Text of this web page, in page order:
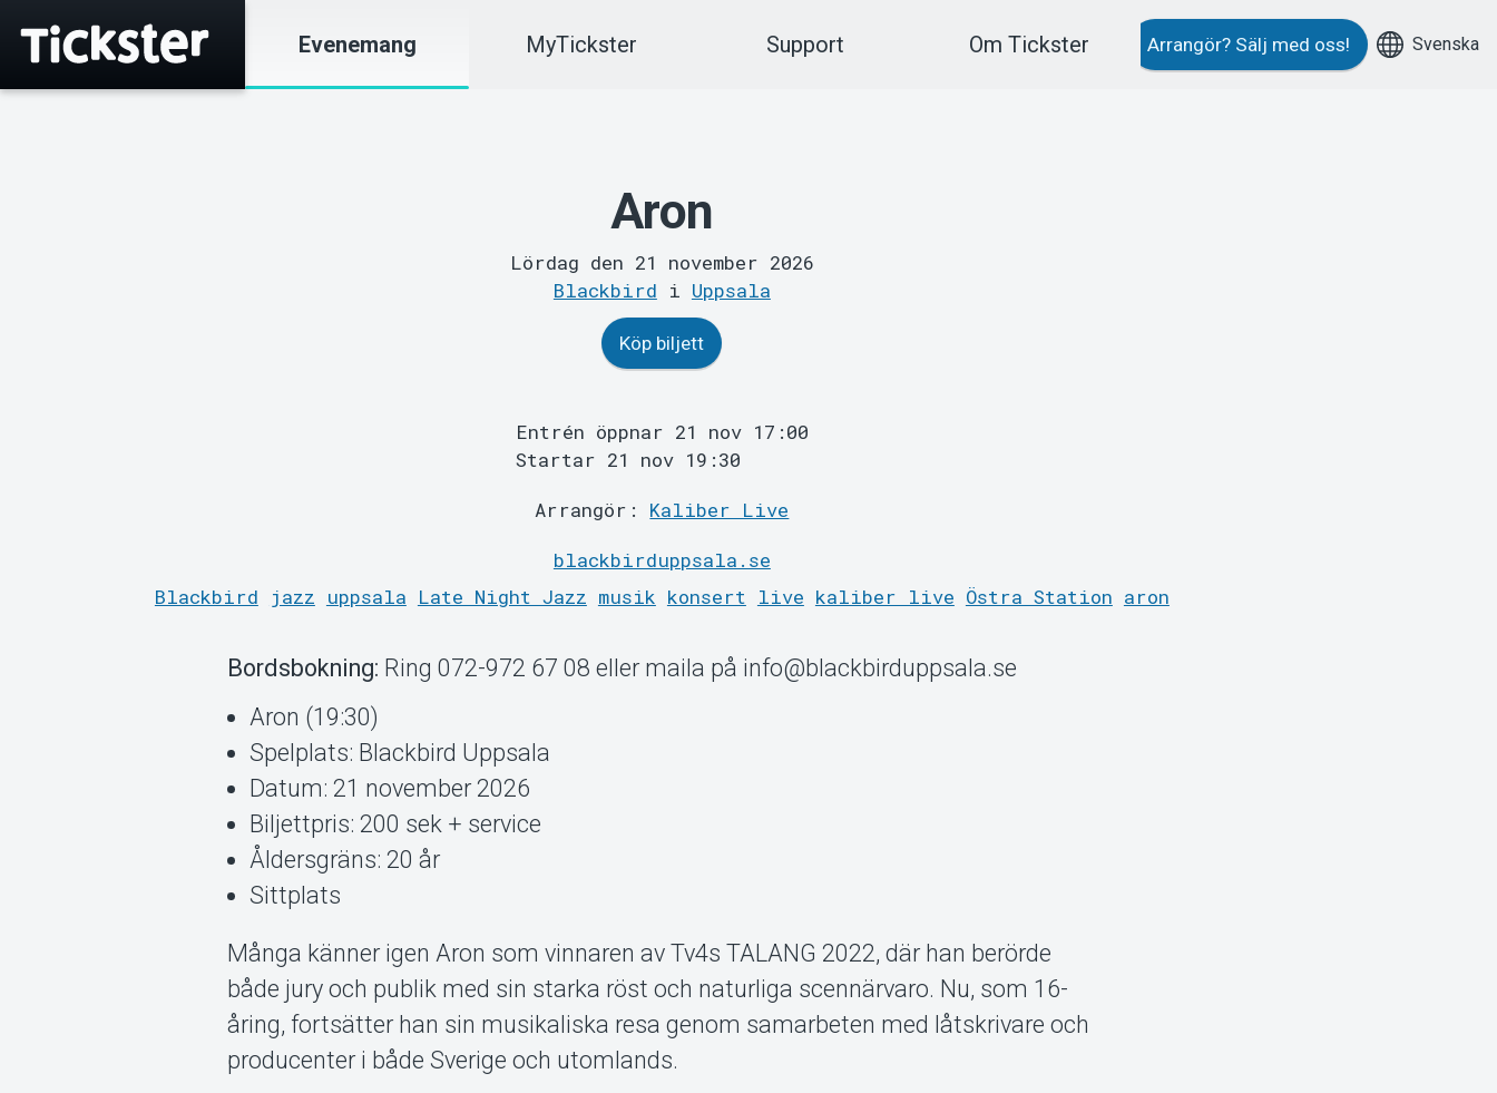
Evenemang MyTickster Support Om Tickster Arrangör? Sälj med oss! Svenska
Aron
Lördag den 21 november 2026
Blackbird i Uppsala
Köp biljett
Entrén öppnar 21 nov 17:00
Startar 21 nov 19:30
Arrangör: Kaliber Live
blackbirduppsala.se
Blackbird
jazz uppsala Late Night Jazz musik konsert live kaliber live Östra Station aron
Bordsbokning: Ring 072-972 67 08 eller maila på info@blackbirduppsala.se
Aron (19:30)
Spelplats: Blackbird Uppsala
Datum: 21 november 2026
Biljettpris: 200 sek + service
Åldersgräns: 20 år
Sittplats
Många känner igen Aron som vinnaren av Tv4s TALANG 2022, där han berörde
både jury och publik med sin starka röst och naturliga scennärvaro. Nu, som 16-
åring, fortsätter han sin musikaliska resa genom samarbeten med låtskrivare och
producenter i både Sverige och utomlands.